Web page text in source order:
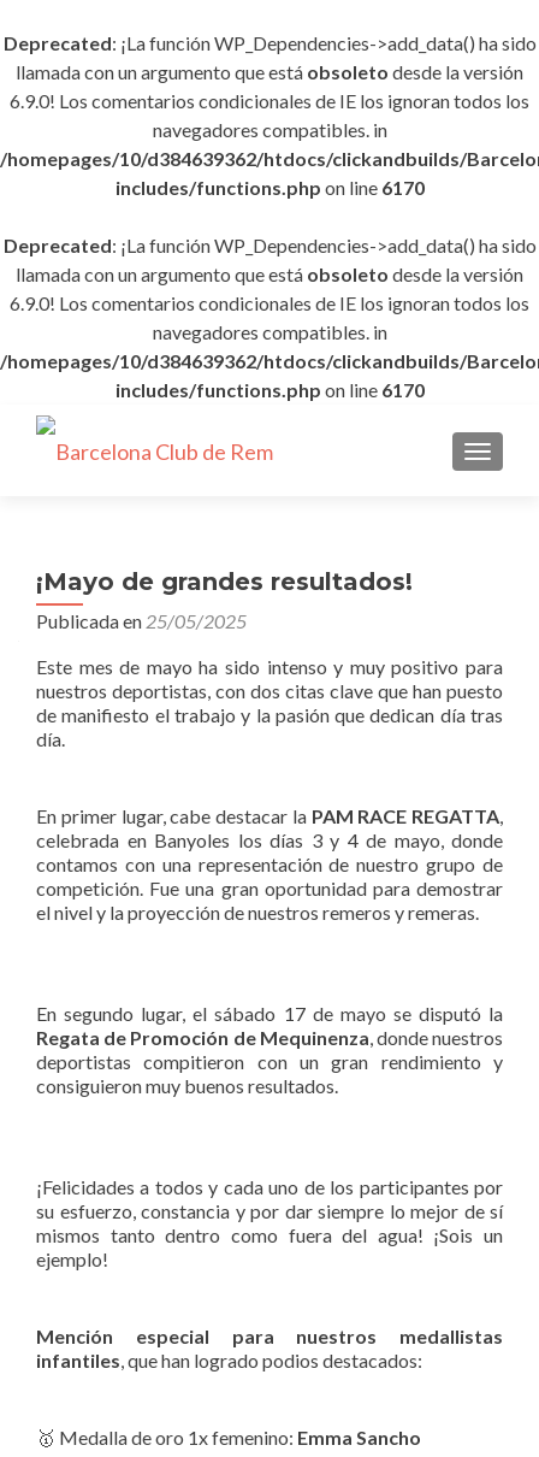
Deprecated: ¡La función WP_Dependencies->add_data() ha sido
llamada con un argumento que está obsoleto desde la versión
6.9.0! Los comentarios condicionales de IE los ignoran todos los
navegadores compatibles. in
/homepages/10/d384639362/htdocs/clickandbuilds/
includes/functions.php on line 6170
Deprecated: ¡La función WP_Dependencies->add_data() ha sido
llamada con un argumento que está obsoleto desde la versión
6.9.0! Los comentarios condicionales de IE los ignoran todos los
navegadores compatibles. in
/homepages/10/d384639362/htdocs/clickandbuilds/
includes/functions.php on line 6170
¡Mayo de grandes resultados!
Publicada en 25/05/2025
Este mes de mayo ha sido intenso y muy positivo para
nuestros deportistas, con dos citas clave que han puesto
de manifiesto el trabajo y la pasión que dedican día tras
día.
En primer lugar, cabe destacar la PAM RACE REGATTA,
celebrada en Banyoles los días 3 y 4 de mayo, donde
contamos con una representación de nuestro grupo de
competición. Fue una gran oportunidad para demostrar
el nivel y la proyección de nuestros remeros y remeras.
En segundo lugar, el sábado 17 de mayo se disputó la
Regata de Promoción de Mequinenza, donde nuestros
deportistas compitieron con un gran rendimiento y
consiguieron muy buenos resultados.
¡Felicidades a todos y cada uno de los participantes por
su esfuerzo, constancia y por dar siempre lo mejor de sí
mismos tanto dentro como fuera del agua! ¡Sois un
ejemplo!
Mención especial para nuestros medallistas
infantiles, que han logrado podios destacados:
🥇 Medalla de oro 1x femenino: Emma Sancho